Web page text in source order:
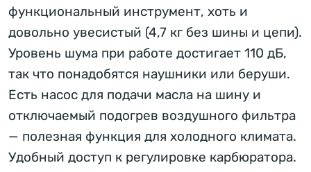
функциональный инструмент, хоть и
довольно увесистый (4,7 кг без шины и цепи).
Уровень шума при работе достигает 110 дБ,
так что понадобятся наушники или беруши.
Есть насос для подачи масла на шину и
отключаемый подогрев воздушного фильтра
— полезная функция для холодного климата.
Удобный доступ к регулировке карбюратора.